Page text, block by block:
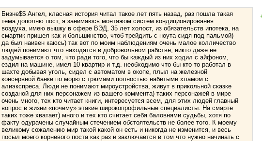
Бизне$$ Ангел, класная история читал такое лет пять назад, раз пошла такая
тема дополню пост, я занимаюсь монтажом систем кондиционирования
воздуха, имею вышку в сфере ВЭД, 35 лет холост, из обязательств ипотека, на
смартик пришел как и большинство, чтоб трейдить с ноута сидя под пальмой)
да был наивен каюсь) так вот по моим наблюдениям очень малое колличество
людей понимают что находятся в добровольном рабстве, никто даже не
задумывается о том, что ради того, что бы каждый из них ходил с айфоном,
ездил на машине, имел 10 квартир и т.д. необходимо что бы кто то работал в
шахте добывая уголь, сидел с автоматом в окопе, плыл на железной
консервной банке по морю с трюмами полностью набитыми хламом с
алиэкспреса. Люди не понимают мироустройства, живут в прикольной сказке
созданой для них персонажем из вашего коммента) таких персонажей в мире
очень много, тех кто читает книги, интересуется всем, для этих людей главный
вопрос в жизни «почему» этакие широкопрофильные специалисты. На смарте
таких тоже хватает) много и тех кто считает себя баловнями судьбы, хотя по
факту одурачены случайным стечением обстоятельств не более того. К моему
великому сожалению мир такой какой он есть и никогда не изменится, и весь
посыл моего корневого поста как раз и заключается в том что нужно начинать с